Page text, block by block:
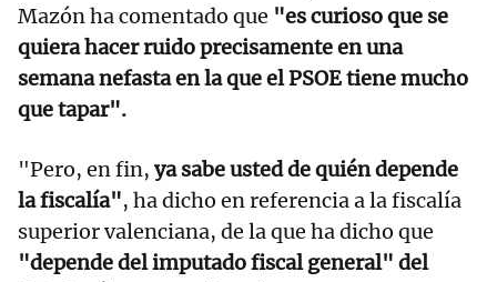
Mazón ha comentado que "es curioso que se
quiera hacer ruido precisamente en una
semana nefasta en la que el PSOE tiene mucho
que tapar".
"Pero, en fin, ya sabe usted de quién depende
la fiscalía", ha dicho en referencia a la fiscalía
superior valenciana, de la que ha dicho que
"depende del imputado fiscal general" del